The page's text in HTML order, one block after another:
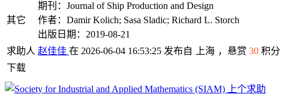
其它
期刊：Journal of Ship Production and Design
作者：Damir Kolich; Sasa Sladic; Richard L. Storch
出版日期：2019-08-21
求助人 赵佳佳 在 2026-06-04 16:53:25 发布自 上海 ，悬赏 30 积分
下载
上个求助